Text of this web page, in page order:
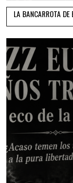
LA BANCARROTA